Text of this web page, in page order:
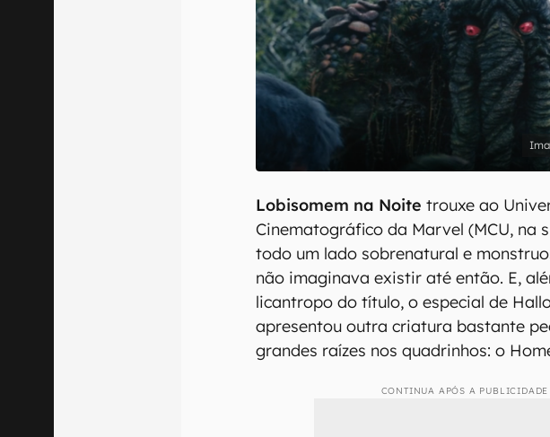
Confirmo que li, aceito e concordo com os
Lobisomem na Noite trouxe ao
Cinematográfico da Marvel (MCU, na
todo um lado sobrenatural e
não imaginava existir até então. E,
licantropo do título, o especial de
apresentou outra criatura bastante
grandes raízes nos quadrinhos: o
CONTINUA APÓS A PUBLICIDADE